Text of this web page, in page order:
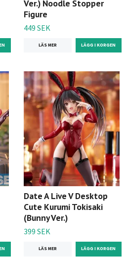
Ver.) Noodle Stopper
Figure
449 SEK
LÄS MER
Date A Live V Desktop
Cute Kurumi Tokisaki
(Bunny Ver.)
399 SEK
LÄS MER